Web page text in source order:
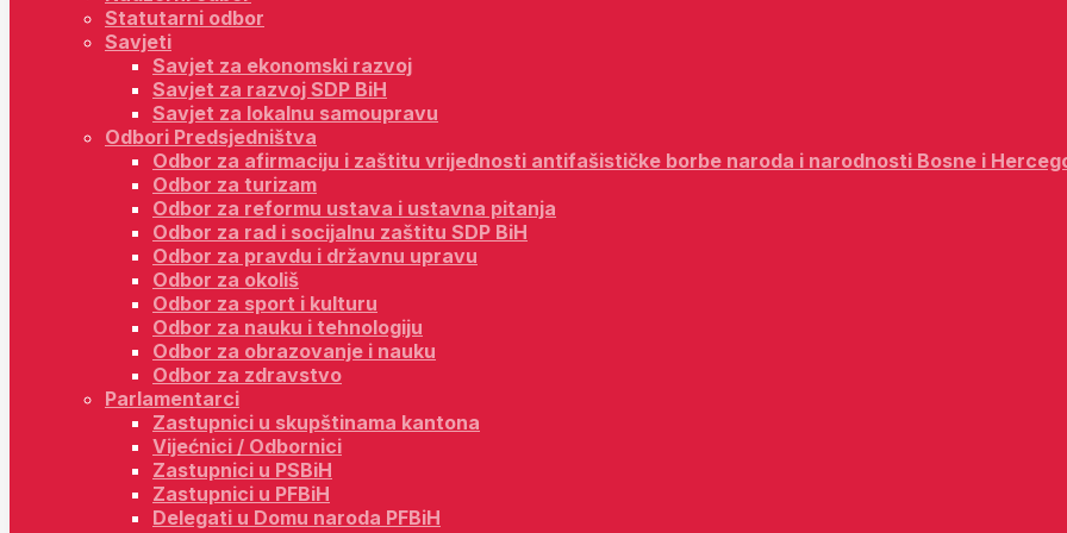
Statutarni odbor
Savjeti
Savjet za ekonomski razvoj
Savjet za razvoj SDP BiH
Savjet za lokalnu samoupravu
Odbori Predsjedništva
Odbor za afirmaciju i zaštitu vrijednosti antifašističke borbe naroda i narodnosti Bosne i
Odbor za turizam
Odbor za reformu ustava i ustavna pitanja
Odbor za rad i socijalnu zaštitu SDP BiH
Odbor za pravdu i državnu upravu
Odbor za okoliš
Odbor za sport i kulturu
Odbor za nauku i tehnologiju
Odbor za obrazovanje i nauku
Odbor za zdravstvo
Parlamentarci
Zastupnici u skupštinama kantona
Vijećnici / Odbornici
Zastupnici u PSBiH
Zastupnici u PFBiH
Delegati u Domu naroda PFBiH